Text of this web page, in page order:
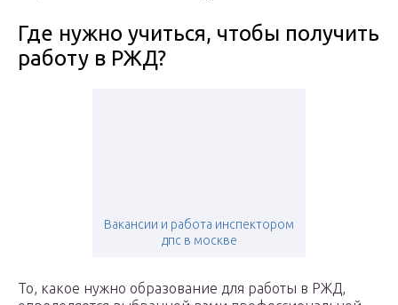
Где нужно учиться, чтобы получить
работу в РЖД?
Вакансии и работа инспектором
дпс в москве
То, какое нужно образование для работы в РЖД,